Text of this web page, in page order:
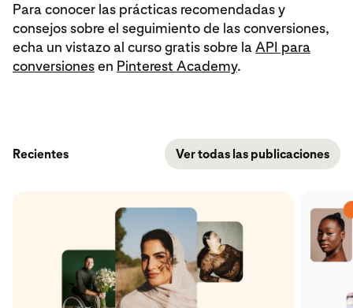
Para conocer las prácticas recomendadas y
consejos sobre el seguimiento de las conversiones,
echa un vistazo al curso gratis sobre laAPI para
conversionesen Pinterest Academy.
Recientes Ver todas las publicaciones